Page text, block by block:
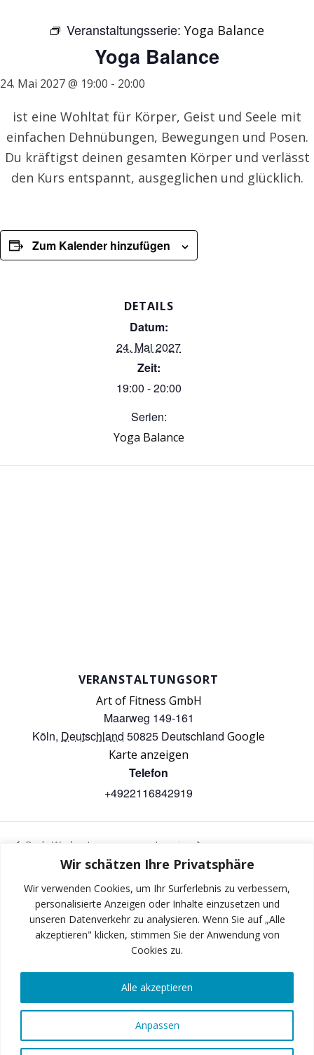
Wir schätzen Ihre Privatsphäre
Wir verwenden Cookies, um Ihr Surferlebnis zu verbessern,
personalisierte Anzeigen oder Inhalte einzusetzen und
unseren Datenverkehr zu analysieren. Wenn Sie auf „Alle
akzeptieren" klicken, stimmen Sie der Anwendung von
Cookies zu.
Anpassen
Alle akzeptieren
Veranstaltungsserie: Yoga Balance
Yoga Balance
24. Mai 2027 @ 19:00 - 20:00
ist eine Wohltat für Körper, Geist und Seele mit
einfachen Dehnübungen, Bewegungen und Posen.
Du kräftigst deinen gesamten Körper und verlässt
den Kurs entspannt, ausgeglichen und glücklich.
Zum Kalender hinzufügen
DETAILS
Datum:
24. Mai 2027
Zeit:
19:00 - 20:00
Serien:
Yoga Balance
VERANSTALTUNGSORT
Art of Fitness GmbH
Maarweg 149-161
Köln, Deutschland 50825 Deutschland Google
Karte anzeigen
Telefon
+4922116842919
Body Workout Jumping
INSTAGRAM
FACEBOOK